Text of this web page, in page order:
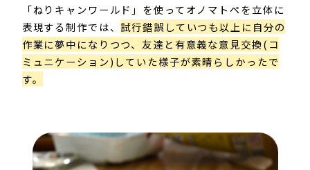
「ねりキャンワールド」を使ってオノマトペを立体に
表現する制作では、 試行錯誤していつも以上に自分の
作業に夢中になりつつ、友達と有意義な意見交換(コ
ミュニケーション)していた様子が素晴らしかったで
す。